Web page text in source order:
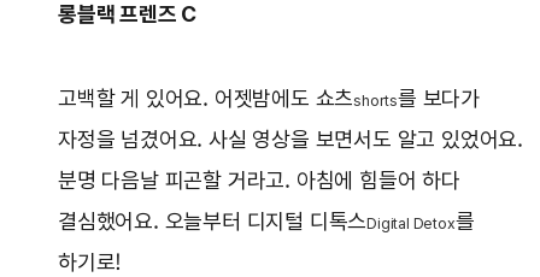
롱블랙 프렌즈 C
고백할 게 있어요. 어젯밤에도 쇼츠shorts를 보다가
자정을 넘겼어요. 사실 영상을 보면서도 알고 있었어요.
분명 다음날 피곤할 거라고. 아침에 힘들어 하다
결심했어요. 오늘부터 디지털 디톡스Digital Detox를
하기로!